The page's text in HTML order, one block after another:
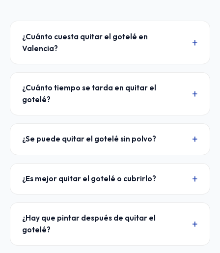
¿Cuánto cuesta quitar el gotelé en
Valencia?
¿Cuánto tiempo se tarda en quitar el
gotelé?
¿Se puede quitar el gotelé sin polvo?
¿Es mejor quitar el gotelé o cubrirlo?
¿Hay que pintar después de quitar el
gotelé?